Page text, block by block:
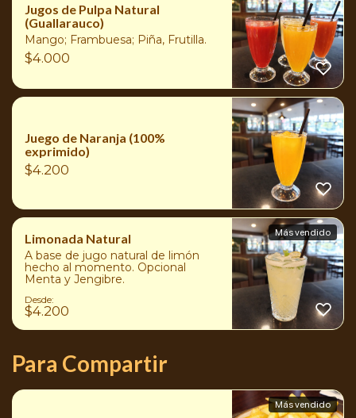
Jugos de Pulpa Natural
(Guallarauco)
Mango; Frambuesa; Piña, Frutilla.
$4.000
Juego de Naranja (100%
exprimido)
$4.200
Limonada Natural
A base de jugo natural de limón
hecho al momento. Opcional
Menta y Jengibre.
Desde:
$4.200
Más vendido
Para Compartir
Más vendido